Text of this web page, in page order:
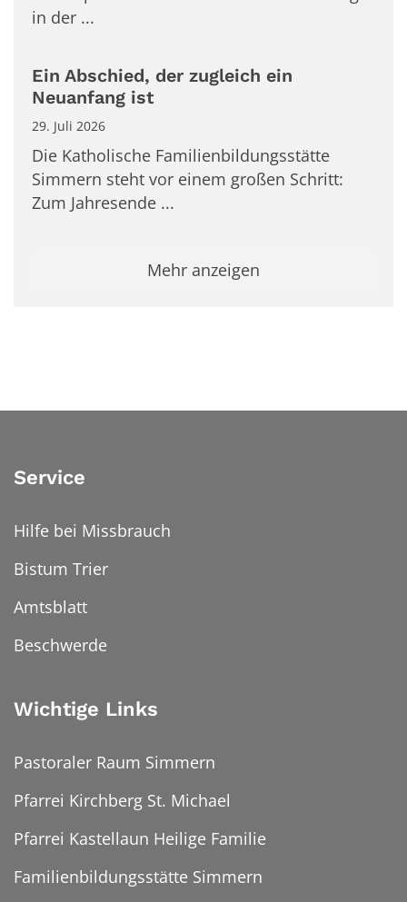
in der ...
Ein Abschied, der zugleich ein
Neuanfang ist
29. Juli 2026
Die Katholische Familienbildungsstätte
Simmern steht vor einem großen Schritt:
Zum Jahresende ...
Mehr anzeigen
Service
Hilfe bei Missbrauch
Bistum Trier
Amtsblatt
Beschwerde
Wichtige Links
Pastoraler Raum Simmern
Pfarrei Kirchberg St. Michael
Pfarrei Kastellaun Heilige Familie
Familienbildungsstätte Simmern